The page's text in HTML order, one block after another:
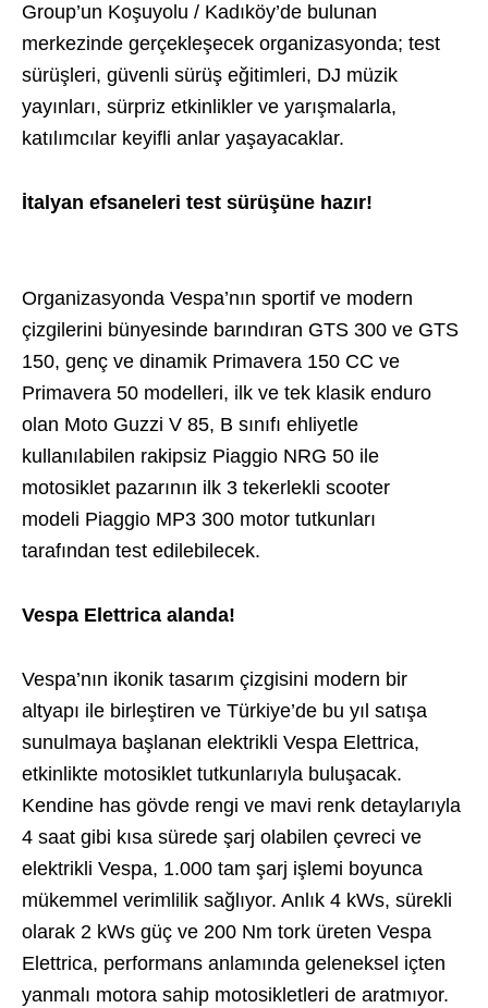
Group’un Koşuyolu / Kadıköy’de bulunan
merkezinde gerçekleşecek organizasyonda; test
sürüşleri, güvenli sürüş eğitimleri, DJ müzik
yayınları, sürpriz etkinlikler ve yarışmalarla,
katılımcılar keyifli anlar yaşayacaklar.
İtalyan efsaneleri test sürüşüne hazır!
Organizasyonda Vespa’nın sportif ve modern
çizgilerini bünyesinde barındıran GTS 300 ve GTS
150, genç ve dinamik Primavera 150 CC ve
Primavera 50 modelleri, ilk ve tek klasik enduro
olan Moto Guzzi V 85, B sınıfı ehliyetle
kullanılabilen rakipsiz Piaggio NRG 50 ile
motosiklet pazarının ilk 3 tekerlekli scooter
modeli Piaggio MP3 300 motor tutkunları
tarafından test edilebilecek.
Vespa Elettrica alanda!
Vespa’nın ikonik tasarım çizgisini modern bir
altyapı ile birleştiren ve Türkiye’de bu yıl satışa
sunulmaya başlanan elektrikli Vespa Elettrica,
etkinlikte motosiklet tutkunlarıyla buluşacak.
Kendine has gövde rengi ve mavi renk detaylarıyla
4 saat gibi kısa sürede şarj olabilen çevreci ve
elektrikli Vespa, 1.000 tam şarj işlemi boyunca
mükemmel verimlilik sağlıyor. Anlık 4 kWs, sürekli
olarak 2 kWs güç ve 200 Nm tork üreten Vespa
Elettrica, performans anlamında geleneksel içten
yanmalı motora sahip motosikletleri de aratmıyor.